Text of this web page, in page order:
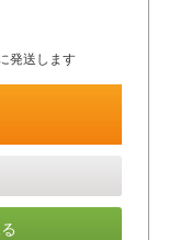
発送します